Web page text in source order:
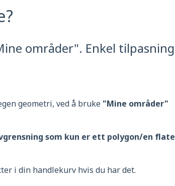
områder". Enkel tilpasning
geometri, ved å bruke "Mine områder"
som kun er ett polygon/en flate
i din handlekurv hvis du har det.